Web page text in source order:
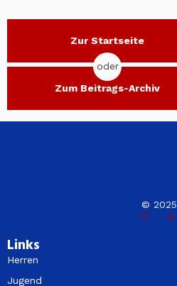
Zur Startseite
oder
Zum Beitrags-Archiv
© 2025
Links
Herren
Jugend